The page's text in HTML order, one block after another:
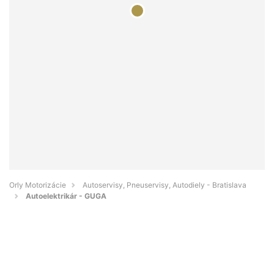
Orly Motorizácie
Autoservisy, Pneuservisy, Autodiely - Bratislava
Autoelektrikár - GUGA